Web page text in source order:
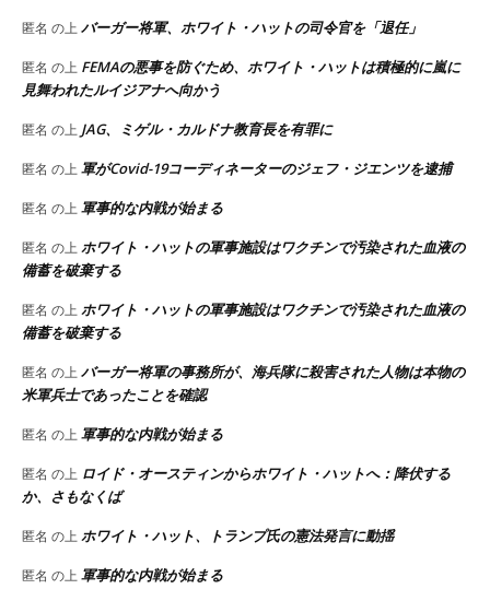
匿名 の上 バーガー将軍、ホワイト・ハットの司令官を「退任」
匿名 の上 FEMAの悪事を防ぐため、ホワイト・ハットは積極的に嵐に
見舞われたルイジアナへ向かう
匿名 の上 JAG、ミゲル・カルドナ教育長を有罪に
匿名 の上 軍がCovid-19コーディネーターのジェフ・ジエンツを逮捕
匿名 の上 軍事的な内戦が始まる
匿名 の上 ホワイト・ハットの軍事施設はワクチンで汚染された血液の
備蓄を破棄する
匿名 の上 ホワイト・ハットの軍事施設はワクチンで汚染された血液の
備蓄を破棄する
匿名 の上 バーガー将軍の事務所が、海兵隊に殺害された人物は本物の
米軍兵士であったことを確認
匿名 の上 軍事的な内戦が始まる
匿名 の上 ロイド・オースティンからホワイト・ハットへ：降伏する
か、さもなくば
匿名 の上 ホワイト・ハット、トランプ氏の憲法発言に動揺
匿名 の上 軍事的な内戦が始まる